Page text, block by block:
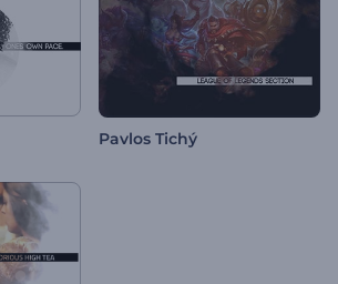
Pavlos Tichý